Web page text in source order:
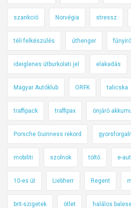
szankció Norvégia stressz
téli felkészülés úthenger fűnyíró
ideiglenes útburkolati jel elakadás
Magyar Autóklub ORFK talicska
traffipack traffipax önjáró
Porsche Guinness rekord
mobiliti szolnok töltő e-
10-es út Liebherr Regent
brit-szigetek ötlet halálos